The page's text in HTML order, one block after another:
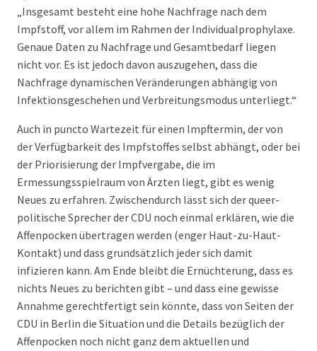
„Insgesamt besteht eine hohe Nachfrage nach dem
Impfstoff, vor allem im Rahmen der Individualprophylaxe.
Genaue Daten zu Nachfrage und Gesamtbedarf liegen
nicht vor. Es ist jedoch davon auszugehen, dass die
Nachfrage dynamischen Veränderungen abhängig von
Infektionsgeschehen und Verbreitungsmodus unterliegt.“
Auch in puncto Wartezeit für einen Impftermin, der von
der Verfügbarkeit des Impfstoffes selbst abhängt, oder bei
der Priorisierung der Impfvergabe, die im
Ermessungsspielraum von Ärzten liegt, gibt es wenig
Neues zu erfahren. Zwischendurch lässt sich der queer-
politische Sprecher der CDU noch einmal erklären, wie die
Affenpocken übertragen werden (enger Haut-zu-Haut-
Kontakt) und dass grundsätzlich jeder sich damit
infizieren kann. Am Ende bleibt die Ernüchterung, dass es
nichts Neues zu berichten gibt – und dass eine gewisse
Annahme gerechtfertigt sein könnte, dass von Seiten der
CDU in Berlin die Situation und die Details bezüglich der
Affenpocken noch nicht ganz dem aktuellen und